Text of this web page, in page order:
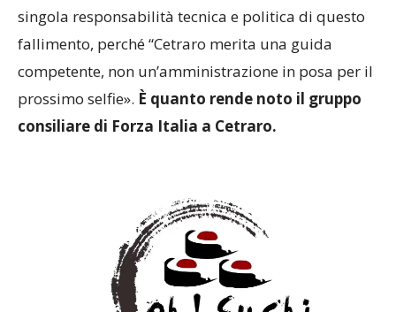
singola responsabilità tecnica e politica di questo
fallimento, perché “Cetraro merita una guida
competente, non un’amministrazione in posa per il
prossimo selfie». È quanto rende noto il gruppo
consiliare di Forza Italia a Cetraro.